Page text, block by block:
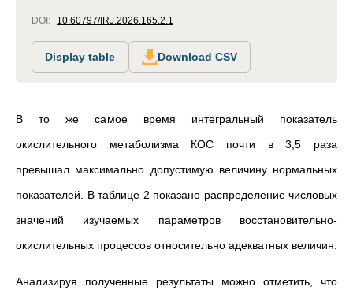
DOI: 10.60797/IRJ.2026.165.2.1
Display table Download CSV
В то же самое время интегральный показатель
окислительного метаболизма КОС почти в 3,5 раза
превышал максимально допустимую величину нормальных
показателей. В таблице 2 показано распределение числовых
значений изучаемых параметров восстановительно-
окислительных процессов относительно адекватных величин.
Анализируя полученные результаты можно отметить, что